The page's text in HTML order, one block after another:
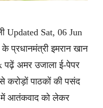
Updated Sat, 06 Jun
प्रधानमंत्री इमरान खान
पढ़ें अमर उजाला ई-पेपर
करोड़ों पाठकों की पसंद
आतंकवाद को लेकर